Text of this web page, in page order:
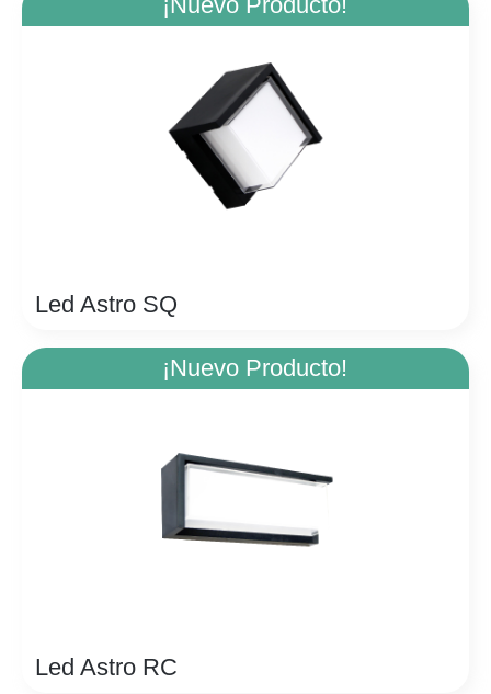
Led Astro SQ
¡Nuevo Producto!
Led Astro RC